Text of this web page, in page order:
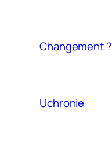
Changement ?
Uchronie